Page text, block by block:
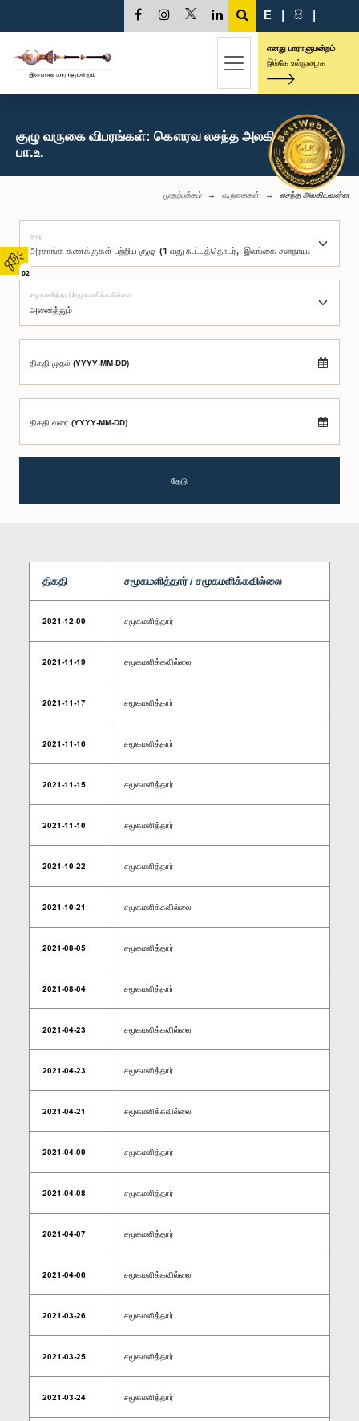
02
E | සි |
எனது பாராளுமன்றம்
இங்கே உள்நுழைக
குழு வருகை விபரங்கள்: கௌரவ லசந்த அலகியவன்ன,
பா.உ.
முதற்பக்கம் வருகைகள் லசந்த அலகியவன்ன
குழு
சமூகமளித்தார்/சமூகமளிக்கவில்லை
திகதி முதல் (YYYY-MM-DD)
திகதி வரை (YYYY-MM-DD)
தேடு
திகதி சமூகமளித்தார் / சமூகமளிக்கவில்லை
2021-12-09 சமூகமளித்தார்
2021-11-19 சமூகமளிக்கவில்லை
2021-11-17 சமூகமளித்தார்
2021-11-16 சமூகமளித்தார்
2021-11-15 சமூகமளித்தார்
2021-11-10 சமூகமளித்தார்
2021-10-22 சமூகமளித்தார்
2021-10-21 சமூகமளிக்கவில்லை
2021-08-05 சமூகமளித்தார்
2021-08-04 சமூகமளித்தார்
2021-04-23 சமூகமளிக்கவில்லை
2021-04-23 சமூகமளித்தார்
2021-04-21 சமூகமளிக்கவில்லை
2021-04-09 சமூகமளித்தார்
2021-04-08 சமூகமளித்தார்
2021-04-07 சமூகமளித்தார்
2021-04-06 சமூகமளிக்கவில்லை
2021-03-26 சமூகமளித்தார்
2021-03-25 சமூகமளித்தார்
2021-03-24 சமூகமளித்தார்